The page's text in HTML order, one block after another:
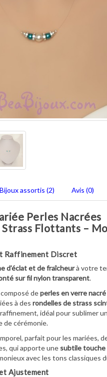
Bijoux assortis (2) Avis (0)
Perles Nacrées
Flottants –
Raffinement Discret
d’éclat et de fraîcheurà votre
sur fil nylon transparent.
deperles en verre
à des rondelles de strass
idéal pour sublimer
de cérémonie.
parfait pour les mariées,
qui apporte une subtile touche
avec les tons classiques
Ajustement